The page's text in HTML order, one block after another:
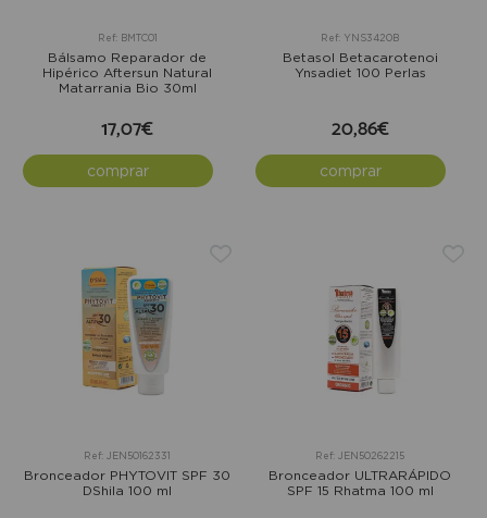
Ref: BMTC01
Bálsamo Reparador de
Hipérico Aftersun Natural
Matarrania Bio 30ml
17,07€
comprar
Ref: YNS3420B
Betasol Betacarotenoi
Ynsadiet 100 Perlas
20,86€
comprar
Ref: JEN50162331
Bronceador PHYTOVIT SPF 30
DShila 100 ml
Ref: JEN50262215
Bronceador ULTRARÁPIDO
SPF 15 Rhatma 100 ml